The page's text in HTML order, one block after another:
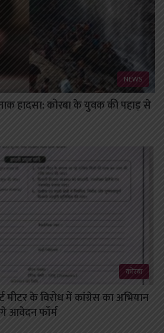
NEWS
हादसा: कोरबा के युवक की पहाड़ से
कोरबा
मीटर के विरोध में कांग्रेस का अभियान
आवेदन फॉर्म